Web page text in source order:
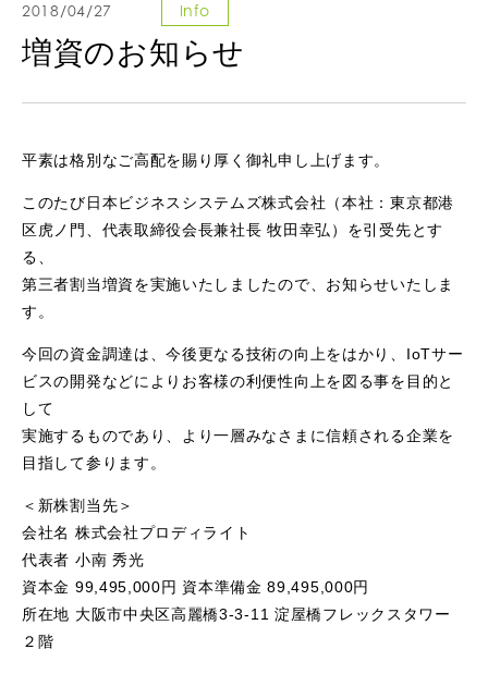
2018/04/27 Info
増資のお知らせ
平素は格別なご高配を賜り厚く御礼申し上げます。
このたび日本ビジネスシステムズ株式会社（本社：東京都港
区虎ノ門、代表取締役会長兼社長 牧田幸弘）を引受先とす
る、
第三者割当増資を実施いたしましたので、お知らせいたしま
す。
今回の資金調達は、今後更なる技術の向上をはかり、IoTサー
ビスの開発などによりお客様の利便性向上を図る事を目的と
して
実施するものであり、より一層みなさまに信頼される企業を
目指して参ります。
＜新株割当先＞
会社名 株式会社プロディライト
代表者 小南 秀光
資本金 99,495,000円 資本準備金 89,495,000円
所在地 大阪市中央区高麗橋3-3-11 淀屋橋フレックスタワー
２階